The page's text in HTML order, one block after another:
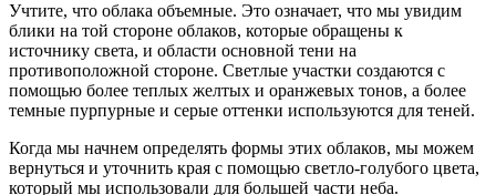
Учтите, что облака объемные. Это означает, что мы увидим
блики на той стороне облаков, которые обращены к
источнику света, и области основной тени на
противоположной стороне. Светлые участки создаются с
помощью более теплых желтых и оранжевых тонов, а более
темные пурпурные и серые оттенки используются для теней.
Когда мы начнем определять формы этих облаков, мы можем
вернуться и уточнить края с помощью светло-голубого цвета,
который мы использовали для большей части неба.